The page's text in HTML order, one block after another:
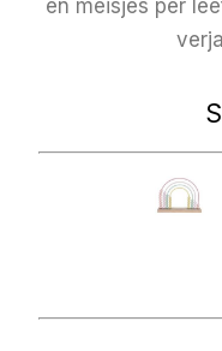
en meisjes per